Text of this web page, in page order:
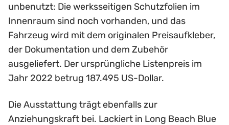
unbenutzt: Die werksseitigen Schutzfolien im
Innenraum sind noch vorhanden, und das
Fahrzeug wird mit dem originalen Preisaufkleber,
der Dokumentation und dem Zubehör
ausgeliefert. Der ursprüngliche Listenpreis im
Jahr 2022 betrug 187.495 US-Dollar.
Die Ausstattung trägt ebenfalls zur
Anziehungskraft bei. Lackiert in Long Beach Blue